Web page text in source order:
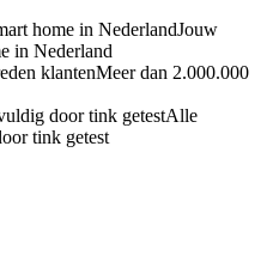
Jouw
in Nederland
Meer dan 2.000.000
Alle
tink getest